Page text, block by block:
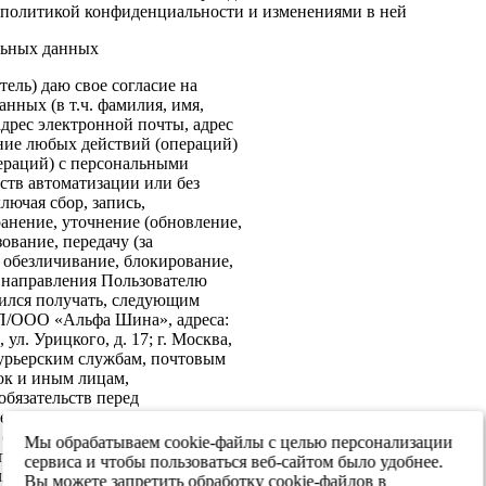
политикой конфиденциальности и изменениями в ней
данных
даю свое согласие на
(в т.ч. фамилия, имя,
электронной почты, адрес
любых действий (операций)
с персональными
автоматизации или без
сбор, запись,
уточнение (обновление,
передачу (за
блокирование,
Пользователю
получать, следующим
ООО «Альфа Шина», адреса:
Урицкого, д. 17; г. Москва,
службам, почтовым
и иным лицам,
перед
на передачу в
информационной
данных третьим
реализации целей,
Мы обрабатываем cookie-файлы с целью персонализации
сервиса и чтобы пользоваться веб-сайтом было удобнее.
Вы можете запретить обработку cookie-файлов в